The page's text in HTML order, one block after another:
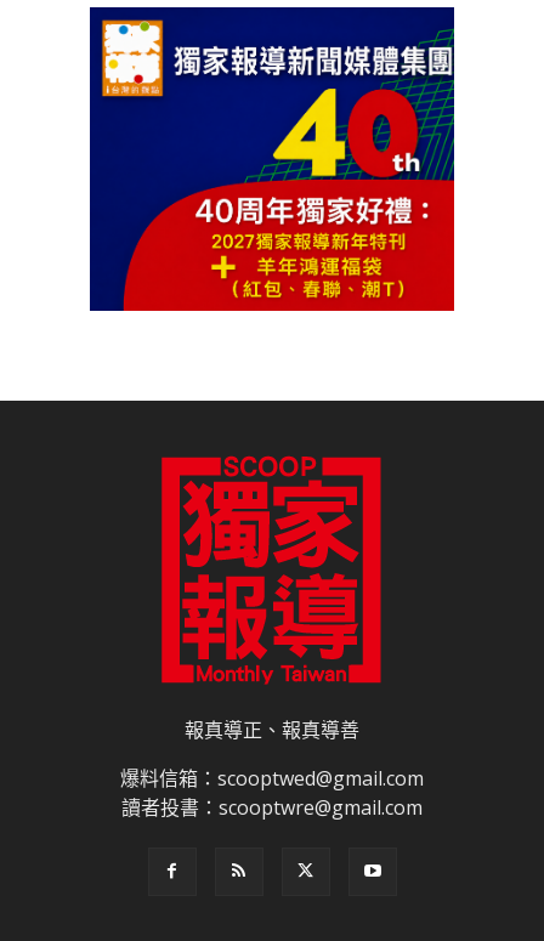
報真導正、報真導善
爆料信箱：scooptwed@gmail.com
讀者投書：scooptwre@gmail.com